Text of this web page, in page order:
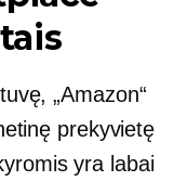
„Amazon“
prekyvietę
yra labai